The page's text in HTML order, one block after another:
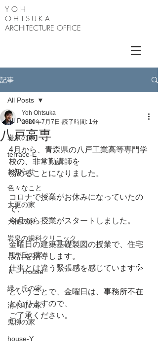
Y O H
OHTSUKA
ARCHITECTURE OFFICE
記事
All Posts
岩泉の家
terrace-E
お知らせ
色々なこと
大更の家
大槌の家
岩泉の歯科クリニック
月が丘の家
Ｋ－Ｈouse
緑ヶ丘の家
清水町の家
鬼柳の家
house-Y
All Posts
八戸高専
Yoh Ohtsuka
2020年7月7日 読了時間: 1分
4月から、青森県の八戸工業高等専門学
校の、非常勤講師を
務めることになりました。
コロナで授業がお休みになっていたの
で、
今月から授業がスタートしました。
金曜日の建築基礎製図の授業で、住宅
設計を指導します。
仕事とは違う緊張感を感じています💦
ということで、金曜日は、事務所不在
となりますので、
ご了承ください。